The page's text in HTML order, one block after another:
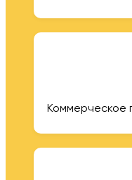
Коммерческое